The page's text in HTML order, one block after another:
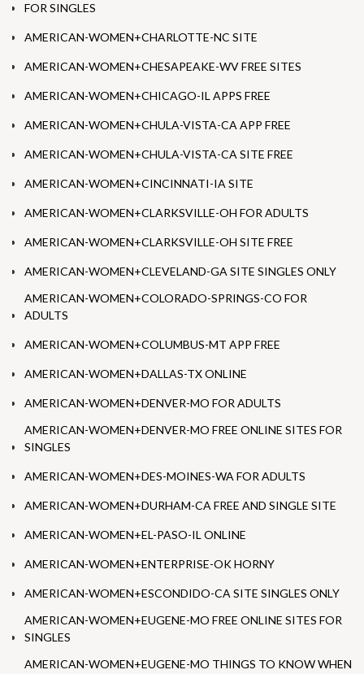
FOR SINGLES
AMERICAN-WOMEN+CHARLOTTE-NC SITE
AMERICAN-WOMEN+CHESAPEAKE-WV FREE SITES
AMERICAN-WOMEN+CHICAGO-IL APPS FREE
AMERICAN-WOMEN+CHULA-VISTA-CA APP FREE
AMERICAN-WOMEN+CHULA-VISTA-CA SITE FREE
AMERICAN-WOMEN+CINCINNATI-IA SITE
AMERICAN-WOMEN+CLARKSVILLE-OH FOR ADULTS
AMERICAN-WOMEN+CLARKSVILLE-OH SITE FREE
AMERICAN-WOMEN+CLEVELAND-GA SITE SINGLES ONLY
AMERICAN-WOMEN+COLORADO-SPRINGS-CO FOR
ADULTS
AMERICAN-WOMEN+COLUMBUS-MT APP FREE
AMERICAN-WOMEN+DALLAS-TX ONLINE
AMERICAN-WOMEN+DENVER-MO FOR ADULTS
AMERICAN-WOMEN+DENVER-MO FREE ONLINE SITES FOR
SINGLES
AMERICAN-WOMEN+DES-MOINES-WA FOR ADULTS
AMERICAN-WOMEN+DURHAM-CA FREE AND SINGLE SITE
AMERICAN-WOMEN+EL-PASO-IL ONLINE
AMERICAN-WOMEN+ENTERPRISE-OK HORNY
AMERICAN-WOMEN+ESCONDIDO-CA SITE SINGLES ONLY
AMERICAN-WOMEN+EUGENE-MO FREE ONLINE SITES FOR
SINGLES
AMERICAN-WOMEN+EUGENE-MO THINGS TO KNOW WHEN